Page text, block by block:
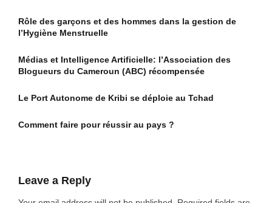
Rôle des garçons et des hommes dans la gestion de
l’Hygiène Menstruelle
Médias et Intelligence Artificielle: l’Association des
Blogueurs du Cameroun (ABC) récompensée
Le Port Autonome de Kribi se déploie au Tchad
Comment faire pour réussir au pays ?
Leave a Reply